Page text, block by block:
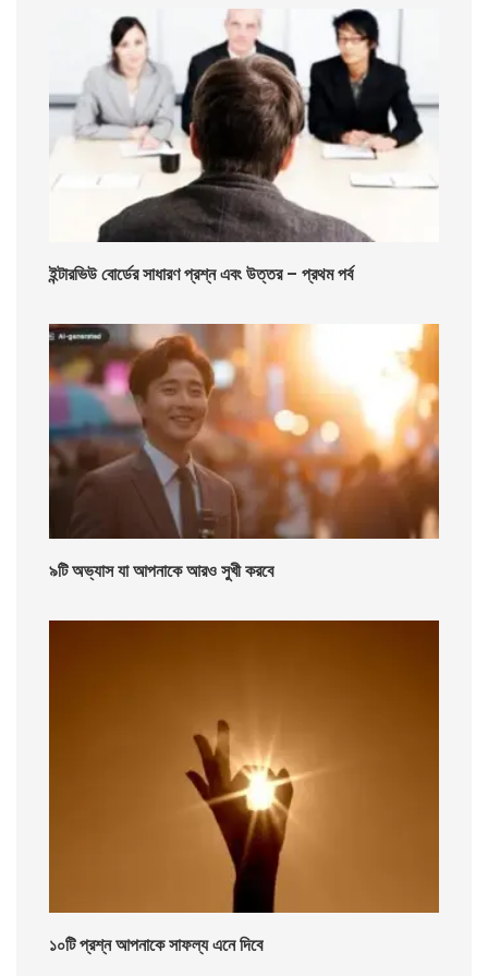
ইন্টারভিউ বোর্ডের সাধারণ প্রশ্ন এবং উত্তর – প্রথম পর্ব
৯টি অভ্যাস যা আপনাকে আরও সুখী করবে
১০টি প্রশ্ন আপনাকে সাফল্য এনে দিবে